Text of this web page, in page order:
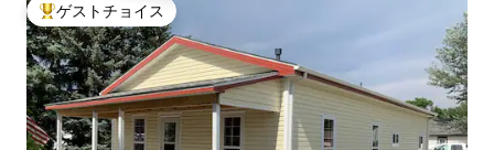
大好評のゲストチョイスです。
ゲストチョイス